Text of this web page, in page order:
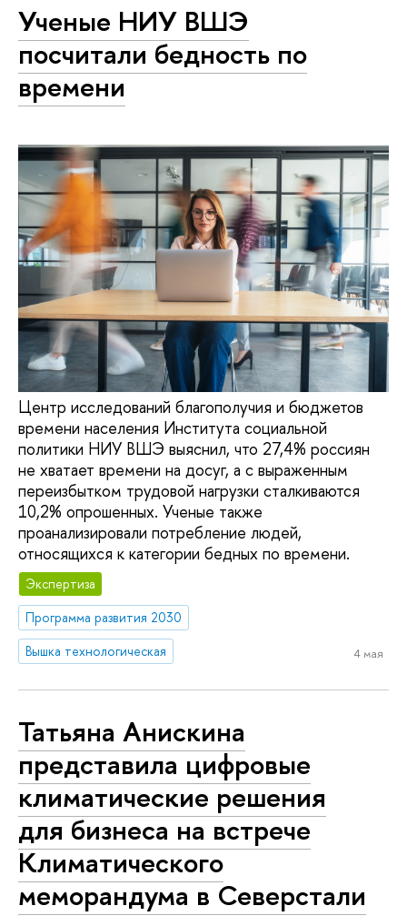
Ученые НИУ ВШЭ
посчитали бедность по
времени
Центр исследований благополучия и бюджетов
времени населения Института социальной
политики НИУ ВШЭ выяснил, что 27,4% россиян
не хватает времени на досуг, а с выраженным
переизбытком трудовой нагрузки сталкиваются
10,2% опрошенных. Ученые также
проанализировали потребление людей,
относящихся к категории бедных по времени.
Экспертиза
Программа развития 2030
Вышка технологическая
4 мая
Татьяна Анискина
представила цифровые
климатические решения
для бизнеса на встрече
Климатического
меморандума в Северстали